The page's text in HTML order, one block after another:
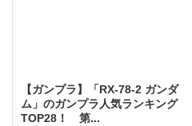
【ガンプラ】「RX-78-2 ガンダ
ム」のガンプラ人気ランキング
TOP28！ 第...